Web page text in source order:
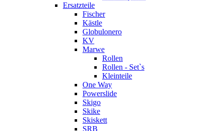
Ersatzteile
Fischer
Kästle
Globulonero
KV
Marwe
Rollen
Rollen - Set`s
Kleinteile
One Way
Powerslide
Skigo
Skike
Skiskett
SRB